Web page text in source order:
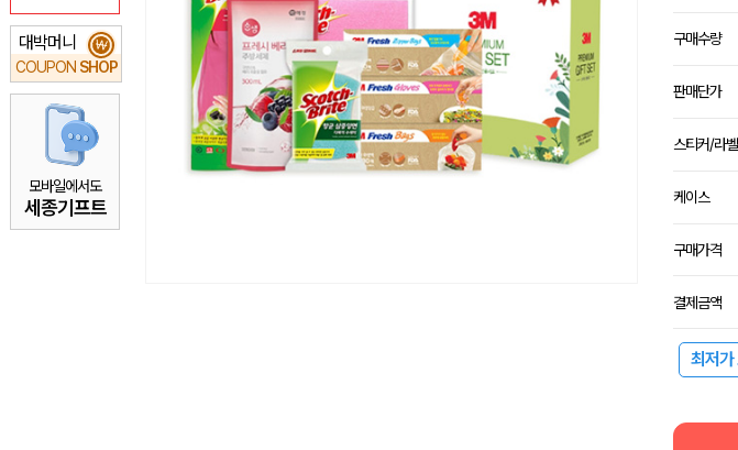
대박머니
COUPON SHOP
₩
모바일에서도
세종기프트
구매수량
판매단가
스티커/라
케이스
구매가격
결제금액
최저가